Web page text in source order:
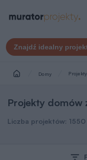
Znajdź idealny
Domy
Projekty domów
Liczba projektów: 1550